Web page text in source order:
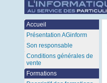
Accueil
Présentation AGinform
Son responsable
Conditions générales de
vente
Formations